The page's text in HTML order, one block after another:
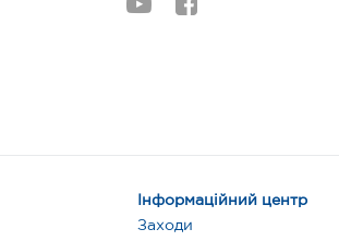
Інформаційний центр
Заходи